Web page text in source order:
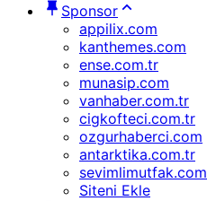
Sponsor
appilix.com
kanthemes.com
ense.com.tr
munasip.com
vanhaber.com.tr
cigkofteci.com.tr
ozgurhaberci.com
antarktika.com.tr
sevimlimutfak.com
Siteni Ekle